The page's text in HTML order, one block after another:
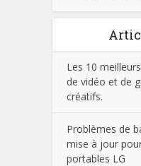
Les 10
de vidéo et de
créatifs.
Problèmes de
mise à jour
portables LG